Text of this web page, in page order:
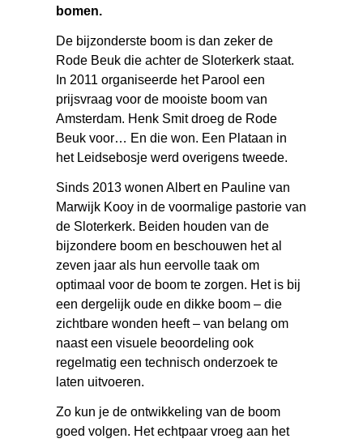
bomen.
De bijzonderste boom is dan zeker de
Rode Beuk die achter de Sloterkerk staat.
In 2011 organiseerde het Parool een
prijsvraag voor de mooiste boom van
Amsterdam. Henk Smit droeg de Rode
Beuk voor… En die won. Een Plataan in
het Leidsebosje werd overigens tweede.
Sinds 2013 wonen Albert en Pauline van
Marwijk Kooy in de voormalige pastorie van
de Sloterkerk. Beiden houden van de
bijzondere boom en beschouwen het al
zeven jaar als hun eervolle taak om
optimaal voor de boom te zorgen. Het is bij
een dergelijk oude en dikke boom – die
zichtbare wonden heeft – van belang om
naast een visuele beoordeling ook
regelmatig een technisch onderzoek te
laten uitvoeren.
Zo kun je de ontwikkeling van de boom
goed volgen. Het echtpaar vroeg aan het